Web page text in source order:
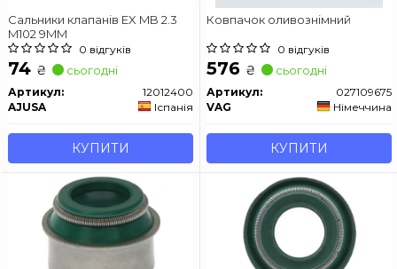
Сальники клапанів EX MB 2.3
M102 9MM
0 відгуків
74 ₴ сьогодні
Артикул:
12012400
AJUSA
Іспанія
КУПИТИ
Ковпачок оливознімний
0 відгуків
576 ₴ сьогодні
Артикул:
027109675
VAG
Німеччина
КУПИТИ